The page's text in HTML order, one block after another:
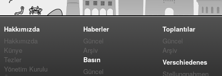
Hakkımızda
Hakkımızda
Künye
Tezler
Yönetim Kurulu
Haberler
Güncel
Arşiv
Basın
Güncel
Toplantılar
Güncel
Arşiv
Verschiedenes
Stellungnahmen